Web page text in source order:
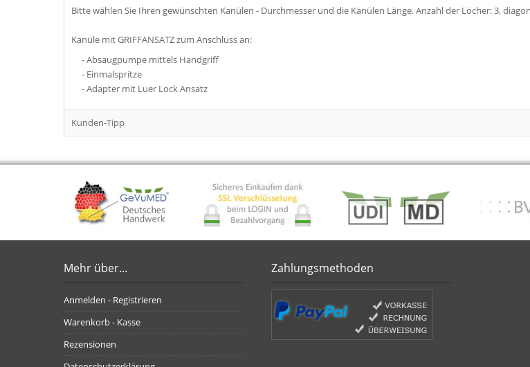
Bitte wählen Sie Ihren gewünschten Kanülen - Durchmesser und die Kanülen Länge. Anzahl der Löcher: 3,
Kanüle mit GRIFFANSATZ zum Anschluss an:
- Absaugpumpe mittels Handgriff
- Einmalspritze
- Adapter mit Luer Lock Ansatz
Kunden-Tipp
Mehr über...
Anmelden - Registrieren
Warenkorb - Kasse
Rezensionen
Zahlungsmethoden